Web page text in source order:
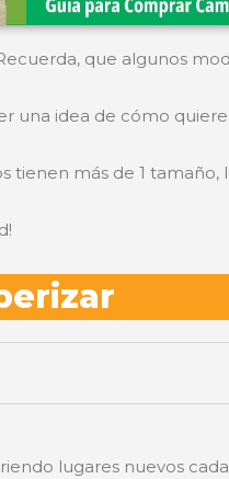
que algunos
una idea de cómo
tienen más de 1 tamaño,
lugares nuevos